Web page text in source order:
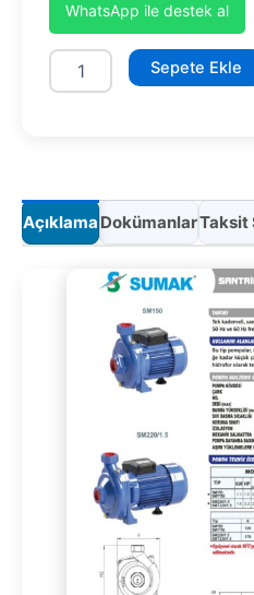
WhatsApp ile destek al
SM220/1.5-
Sepete Ekle
Açıklama DokümanlarTaksit